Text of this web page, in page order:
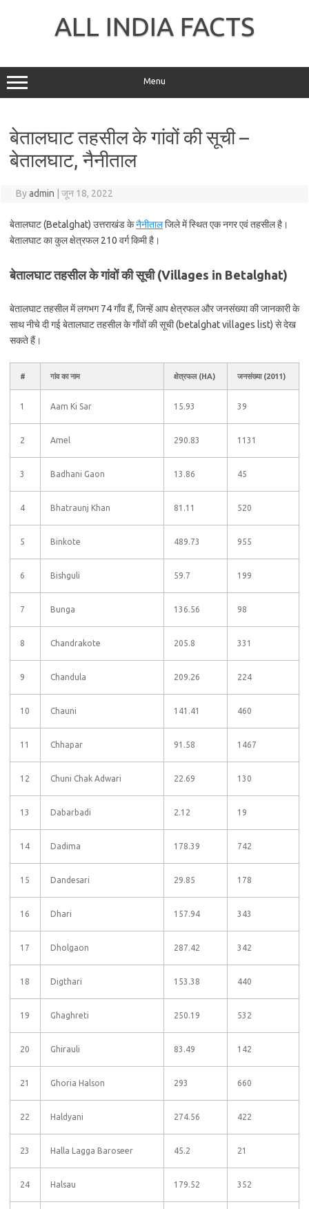
ALL INDIA FACTS
Menu
बेतालघाट तहसील के गांवों की सूची –
बेतालघाट, नैनीताल
Byadmin जून 18, 2022
बेतालघाट (Betalghat) उत्तराखंड केनैनीतालजिले में स्थित एक नगर एवं तहसील है।
बेतालघाट का कुल क्षेत्रफल 210 वर्ग किमी है।
बेतालघाट तहसील के गांवों की सूची (Villages in Betalghat)
बेतालघाट तहसील में लगभग 74 गाँव हैं, जिन्हें आप क्षेत्रफल और जनसंख्या की जानकारी के
साथ नीचे दी गई बेतालघाट तहसील के गाँवों की सूची (betalghat villages list) से देख
सकते हैं।
# गांव का नाम क्षेत्रफल (HA) जनसंख्या (2011)
1 Aam Ki Sar 15.93 39
2 Amel 290.83 1131
3 Badhani Gaon 13.86 45
4 Bhatraunj Khan 81.11 520
5 Binkote 489.73 955
6 Bishguli 59.7 199
7 Bunga 136.56 98
8 Chandrakote 205.8 331
9 Chandula 209.26 224
10 Chauni 141.41 460
11 Chhapar 91.58 1467
12 Chuni Chak Adwari 22.69 130
13 Dabarbadi 2.12 19
14 Dadima 178.39 742
15 Dandesari 29.85 178
16 Dhari 157.94 343
17 Dholgaon 287.42 342
18 Digthari 153.38 440
19 Ghaghreti 250.19 532
20 Ghirauli 83.49 142
21 Ghoria Halson 293 660
22 Haldyani 274.56 422
23 Halla Lagga Baroseer 45.2 21
24 Halsau 179.52 352